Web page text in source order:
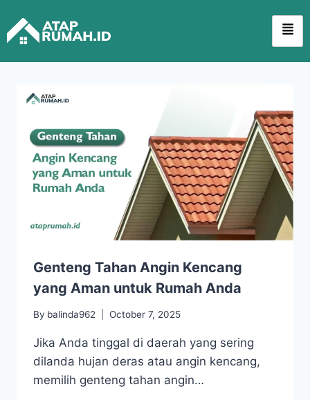
Genteng Tahan Angin Kencang
yang Aman untuk Rumah Anda
By balinda962 October 7, 2025
Jika Anda tinggal di daerah yang sering
dilanda hujan deras atau angin kencang,
memilih genteng tahan angin…